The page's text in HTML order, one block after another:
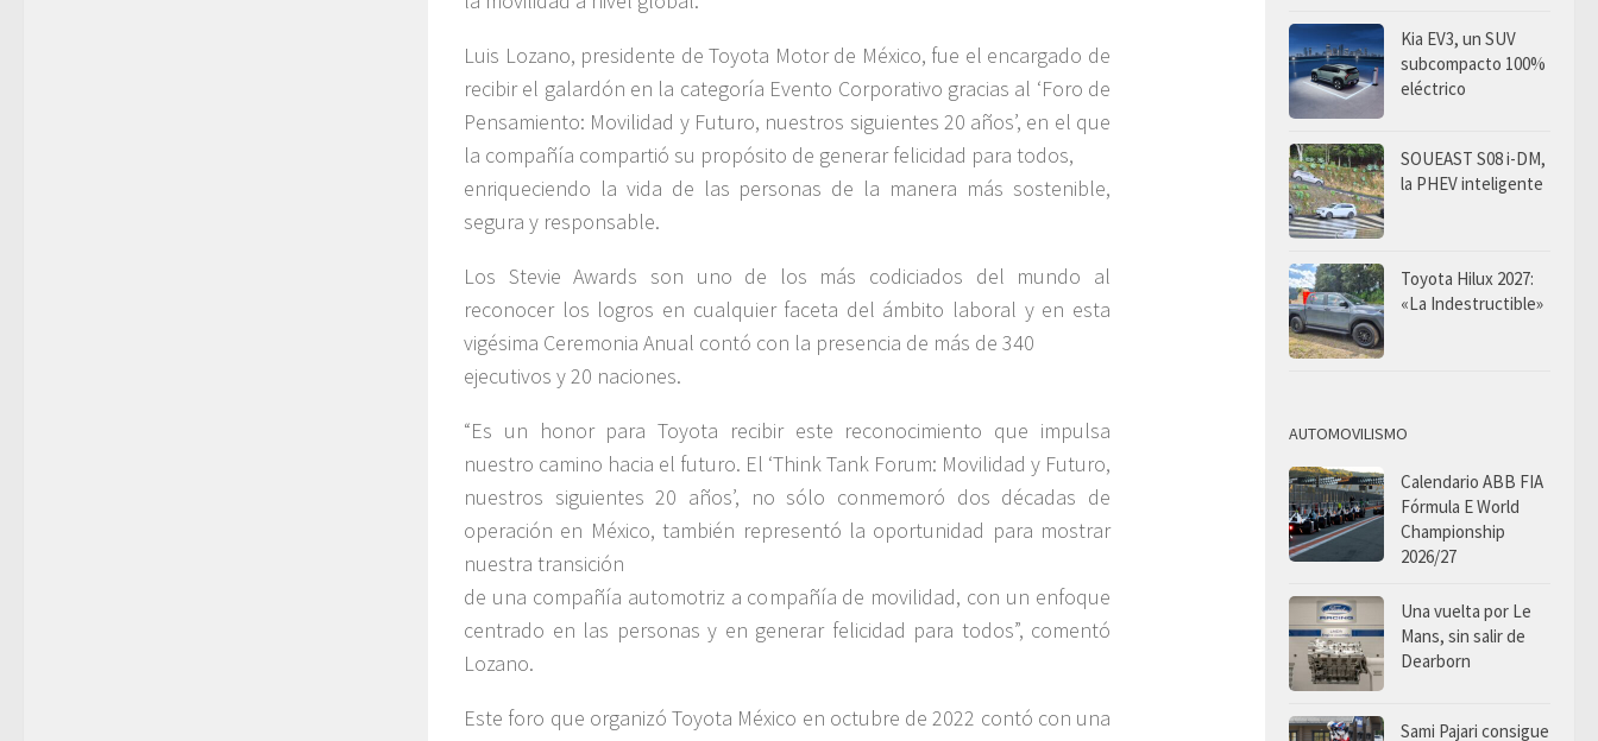
Luis Lozano, presidente de Toyota Motor de México, fue el encargado de
recibir el galardón en la categoría Evento Corporativo gracias al ‘Foro de
Pensamiento: Movilidad y Futuro, nuestros siguientes 20 años’, en el que
la compañía compartió su propósito de generar felicidad para todos,
enriqueciendo la vida de las personas de la manera más sostenible,
segura y responsable.
Los Stevie Awards son uno de los más codiciados del mundo al
reconocer los logros en cualquier faceta del ámbito laboral y en esta
vigésima Ceremonia Anual contó con la presencia de más de 340
ejecutivos y 20 naciones.
“Es un honor para Toyota recibir este reconocimiento que impulsa
nuestro camino hacia el futuro. El ‘Think Tank Forum: Movilidad y Futuro,
nuestros siguientes 20 años’, no sólo conmemoró dos décadas de
operación en México, también representó la oportunidad para mostrar
nuestra transición
de una compañía automotriz a compañía de movilidad, con un enfoque
centrado en las personas y en generar felicidad para todos”, comentó
Lozano.
Este foro que organizó Toyota México en octubre de 2022 contó con una
Kia EV3, un SUV
subcompacto 100%
eléctrico
SOUEAST S08 i-DM,
la PHEV inteligente
Toyota Hilux 2027:
«La Indestructible»
AUTOMOVILISMO
Calendario ABB FIA
Fórmula E World
Championship
2026/27
Una vuelta por Le
Mans, sin salir de
Dearborn
Sami Pajari consigue